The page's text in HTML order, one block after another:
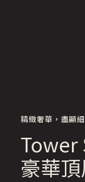
精緻奢華，盡顯
Tower
豪華